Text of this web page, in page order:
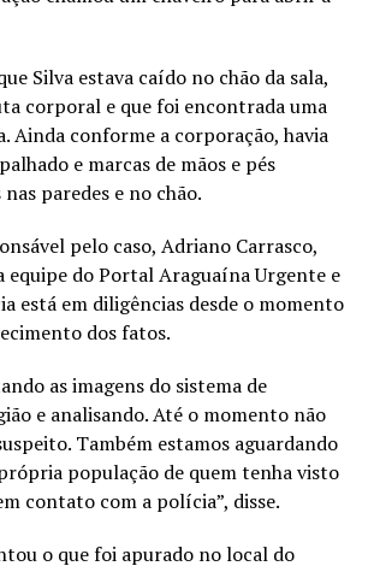
Silva estava caído no chão da sala,
corporal e que foi encontrada uma
Ainda conforme a corporação, havia
e marcas de mãos e pés
paredes e no chão.
pelo caso, Adriano Carrasco,
equipe do Portal Araguaína Urgente e
está em diligências desde o momento
dos fatos.
as imagens do sistema de
e analisando. Até o momento não
Também estamos aguardando
população de quem tenha visto
contato com a polícia”, disse.
o que foi apurado no local do